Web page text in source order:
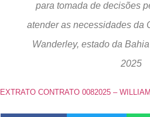
para tomada de decisões
atender as necessidades da
Wanderley, estado da
2025
EXTRATO CONTRATO 0082025 –